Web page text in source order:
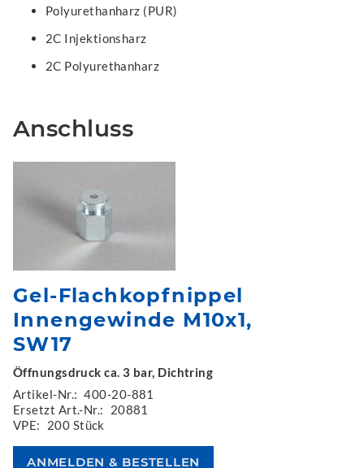
Polyurethanharz (PUR)
2C Injektionsharz
2C Polyurethanharz
Anschluss
Gel-Flachkopfnippel
Innengewinde M10x1,
SW17
Öffnungsdruck ca. 3 bar, Dichtring
Artikel-Nr.: 400-20-881
Ersetzt Art.-Nr.:
20881
VPE:
200 Stück